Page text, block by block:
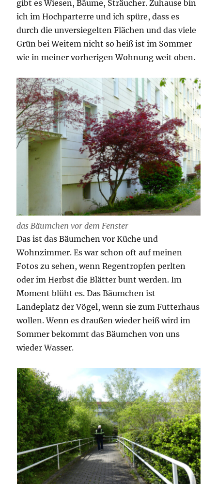
gibt es Wiesen, Bäume, Sträucher. Zuhause bin
ich im Hochparterre und ich spüre, dass es
durch die unversiegelten Flächen und das viele
Grün bei Weitem nicht so heiß ist im Sommer
wie in meiner vorherigen Wohnung weit oben.
das Bäumchen vor dem Fenster
Das ist das Bäumchen vor Küche und
Wohnzimmer. Es war schon oft auf meinen
Fotos zu sehen, wenn Regentropfen perlten
oder im Herbst die Blätter bunt werden. Im
Moment blüht es. Das Bäumchen ist
Landeplatz der Vögel, wenn sie zum Futterhaus
wollen. Wenn es draußen wieder heiß wird im
Sommer bekommt das Bäumchen von uns
wieder Wasser.